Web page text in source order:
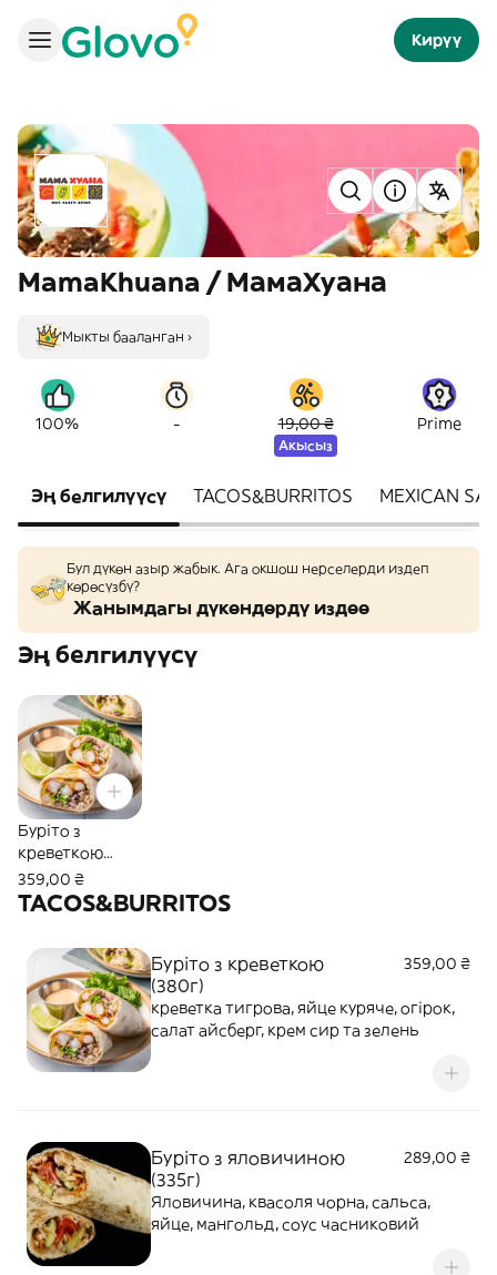
Кирүү
MamaKhuana / МамаХуана
Мыкты бааланган ›
100% - 19,00 ₴
Акысыз
Prime
Эң белгилүүсү TACOS&BURRITOS MEXICAN
Бул дүкөн азыр жабык. Ага окшош нерселерди издеп
көрөсүзбү?
Жанымдагы дүкөндөрдү издөө
Эң белгилүүсү
Буріто з
креветкою
(380г)
359,00 ₴
TACOS&BURRITOS
Буріто з креветкою
(380г)
359,00 ₴
креветка тигрова, яйце куряче, огірок,
салат айсберг, крем сир та зелень
Буріто з яловичиною
(335г)
289,00 ₴
Яловичина, квасоля чорна, сальса,
яйце, мангольд, соус часниковий